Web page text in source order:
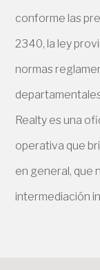
conforme las
2340, la ley
normas
Realty es una
operativa que
en general, que
intermediación